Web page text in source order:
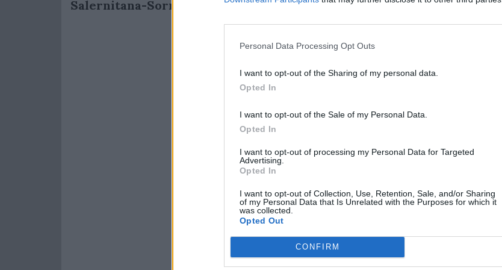
Personal Data Processing Opt Outs
I want to opt-out of the Sharing of my personal data.
Opted In
I want to opt-out of the Sale of my Personal Data.
Opted In
I want to opt-out of processing my Personal Data for Targeted
Advertising.
Opted In
I want to opt-out of Collection, Use, Retention, Sale, and/or Sharing
of my Personal Data that Is Unrelated with the Purposes for which it
was collected.
Opted Out
CONFIRM
Salernitana-Sorrento
del 14 settembre (ore 20:30).